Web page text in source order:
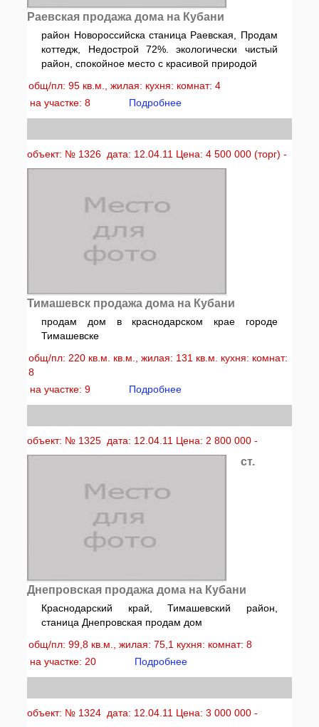
Раевская продажа дома на Кубани
район Новороссийска станица Раевская, Продам
коттедж, Недострой 72%. экологически чистый
район, спокойное место с красивой природой
общ/пл: 95 кв.м., жилая: кухня: комнат: 4
на участке: 8
Подробнее
объект: № 1326 дата: 12.04.11 Цена: 4 500 000 (торг) -
Тимашевск продажа дома на Кубани
продам дом в краснодарском крае городе
Тимашевске
общ/пл: 220 кв.м. кв.м., жилая: 131 кв.м. кухня: комнат:
8
на участке: 9
Подробнее
объект: № 1325 дата: 12.04.11 Цена: 2 800 000 -
ст.
Днепровская продажа дома на Кубани
Краснодарский край, Тимашевский район,
станица Днепровская продам дом
общ/пл: 99,8 кв.м., жилая: 75,1 кухня: комнат: 8
на участке: 20
Подробнее
объект: № 1324 дата: 12.04.11 Цена: 3 000 000 -